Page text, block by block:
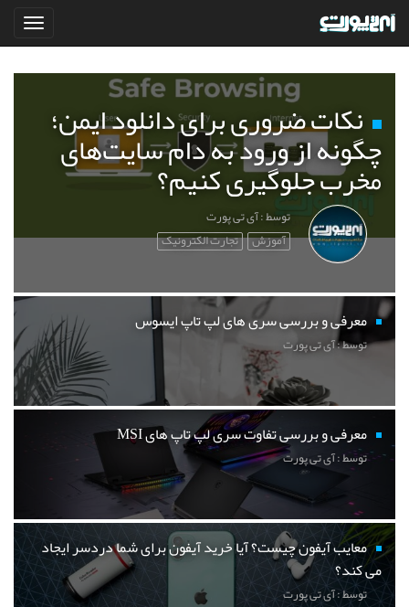
نکات ضروری برای دانلود ایمن؛
چگونه از ورود به دام سایت‌های
مخرب جلوگیری کنیم؟
توسط : آی تی پورت
آموزش تجارت الکترونیک
معرفی و بررسی سری های لپ تاپ ایسوس
توسط : آی تی پورت
معرفی و بررسی تفاوت سری لپ تاپ های MSI
توسط : آی تی پورت
معایب آیفون چیست؟ آیا خرید آیفون برای شما دردسر ایجاد
می کند؟
توسط : آی تی پورت